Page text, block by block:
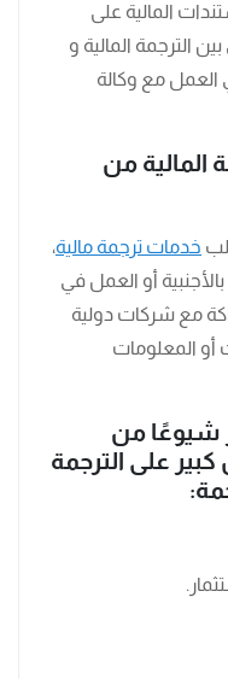
المالية على
الترجمة المالية و
العمل مع وكالة
المالية من
خدمات ترجمة مالية،
أو العمل في
مع شركات دولية
أو المعلومات
شيوعًا من
على الترجمة
: